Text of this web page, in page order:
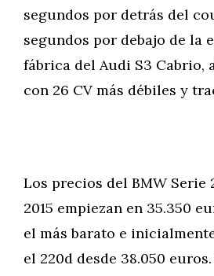
segundos por detrás del
segundos por debajo de la
fábrica del Audi S3 Cabrio,
con 26 CV más débiles y
Los precios del BMW Serie
2015 empiezan en 35.350
el más barato e
el 220d desde 38.050